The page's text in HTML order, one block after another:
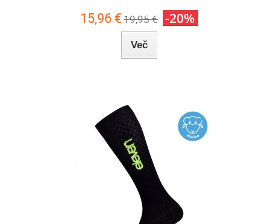
15,96 €19,95 € -20%
Več